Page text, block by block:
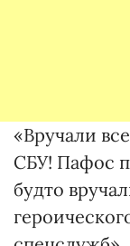
«Вручали
СБУ! Пафос
будто